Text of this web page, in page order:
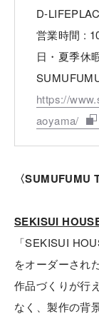
D-
営業時間 :
日・夏季休
https://
aoyama/
〈SUMUFUMU
SEKISUI
「SEKISUI
をオーダーされ
作品づくりが行
なく、製作の背